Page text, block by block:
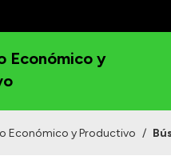
Económico y
Económico y Productivo /